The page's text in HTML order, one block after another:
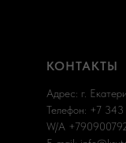
КОНТАКТЫ
Адрес: г.
Телефон: +7
W/A